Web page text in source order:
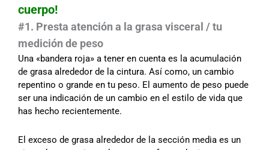
cuerpo!
#1. Presta atención a la grasa visceral / tu
medición de peso
Una «bandera roja» a tener en cuenta es la acumulación
de grasa alrededor de la cintura. Así como, un cambio
repentino o grande en tu peso. El aumento de peso puede
ser una indicación de un cambio en el estilo de vida que
has hecho recientemente.
El exceso de grasa alrededor de la sección media es un